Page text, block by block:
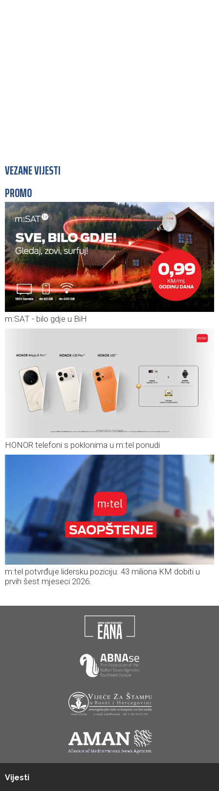
VEZANE VIJESTI
PROMO
m:SAT - bilo gdje u BiH
HONOR telefoni s poklonima u m:tel ponudi
m:tel potvrđuje lidersku poziciju: 43 miliona KM dobiti u
prvih šest mjeseci 2026.
Vijesti